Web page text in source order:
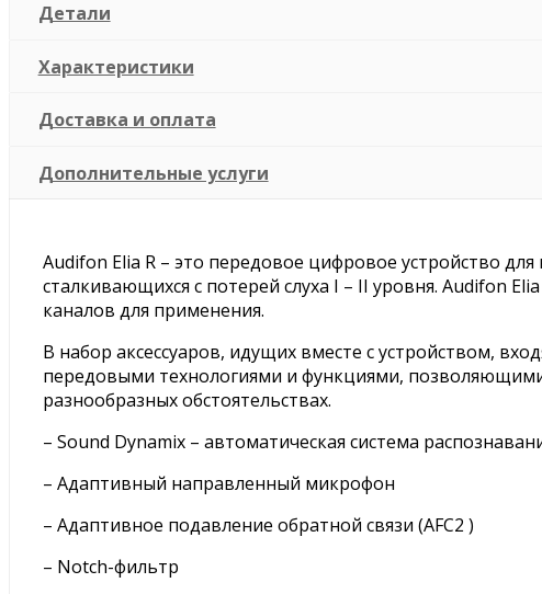
Детали
Характеристики
Доставка и оплата
Дополнительные услуги
Audifon Elia R – это передовое цифровое устройство
сталкивающихся с потерей слуха I – II уровня. Audifon
каналов для применения.
В набор аксессуаров, идущих вместе с устройством,
передовыми технологиями и функциями, позволяющими
разнообразных обстоятельствах.
– Sound Dynamix – автоматическая система
– Адаптивный направленный микрофон
– Адаптивное подавление обратной связи (AFC2 )
– Notch-фильтр